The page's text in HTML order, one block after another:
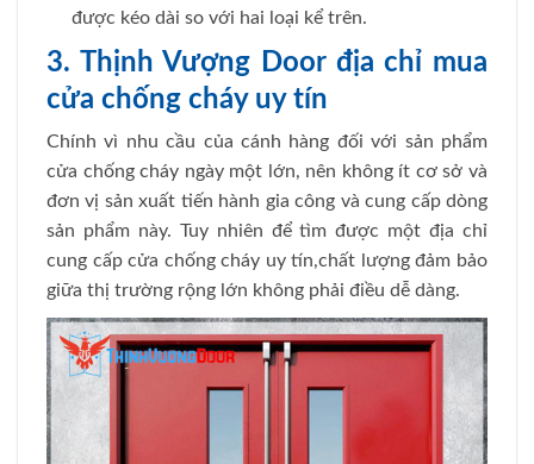
được kéo dài so với hai loại kể trên.
3. Thịnh Vượng Door địa chỉ mua
cửa chống cháy uy tín
Chính vì nhu cầu của cánh hàng đối với sản phẩm
cửa chống cháy ngày một lớn, nên không ít cơ sở và
đơn vị sản xuất tiến hành gia công và cung cấp dòng
sản phẩm này. Tuy nhiên để tìm được một địa chỉ
cung cấp cửa chống cháy uy tín,chất lượng đảm bảo
giữa thị trường rộng lớn không phải điều dễ dàng.